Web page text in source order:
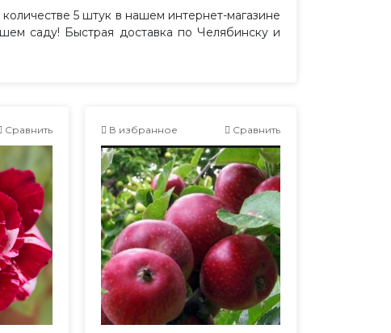
5 штук в нашем интернет-магазине
саду! Быстрая доставка по Челябинску и
Сравнить В избранное Сравнить